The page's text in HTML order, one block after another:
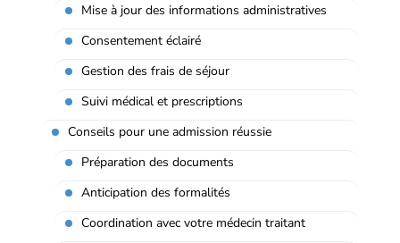
Mise à jour des informations administratives
Consentement éclairé
Gestion des frais de séjour
Suivi médical et prescriptions
Conseils pour une admission réussie
Préparation des documents
Anticipation des formalités
Coordination avec votre médecin traitant